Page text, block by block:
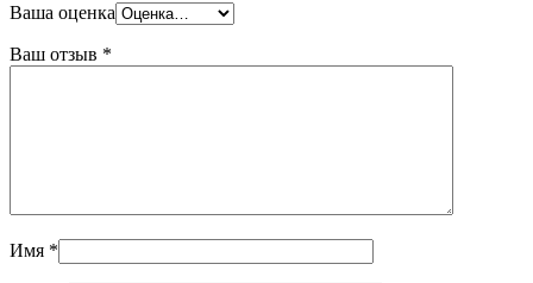
Ваша оценка
Ваш отзыв *
Имя *